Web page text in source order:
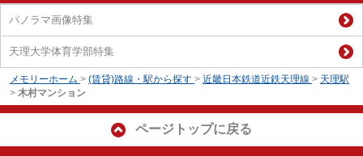
パノラマ画像特集
天理大学体育学部特集
メモリーホーム > (賃貸)路線・駅から探す > 近畿日本鉄道近鉄天理線 > 天理駅
> 木村マンション
ページトップに戻る